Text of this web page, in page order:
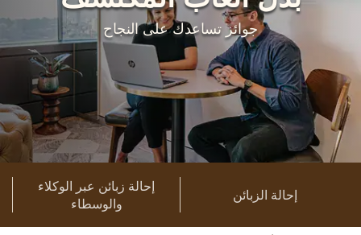
جوائز تساعدك على النجاح
إحالة الزبائن
إحالة زبائن عبر الوكلاء
والوسطاء